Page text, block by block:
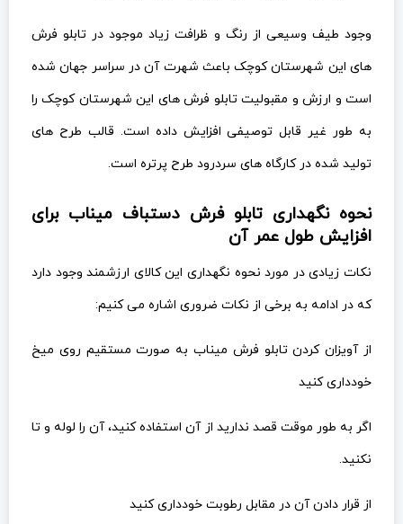
وجود طیف وسیعی از رنگ و ظرافت زیاد موجود در تابلو فرش
های این شهرستان کوچک باعث شهرت آن در سراسر جهان شده
است و ارزش و مقبولیت تابلو فرش های این شهرستان کوچک را
به طور غیر قابل توصیفی افزایش داده است. قالب طرح های
تولید شده در کارگاه های سردرود طرح پرتره است.
نحوه نگهداری تابلو فرش دستباف میناب برای
افزایش طول عمر آن
نکات زیادی در مورد نحوه نگهداری این کالای ارزشمند وجود دارد
که در ادامه به برخی از نکات ضروری اشاره می کنیم:
از آویزان کردن تابلو فرش میناب به صورت مستقیم روی میخ
خودداری کنید
اگر به طور موقت قصد ندارید از آن استفاده کنید، آن را لوله و تا
نکنید.
از قرار دادن آن در مقابل رطوبت خودداری کنید